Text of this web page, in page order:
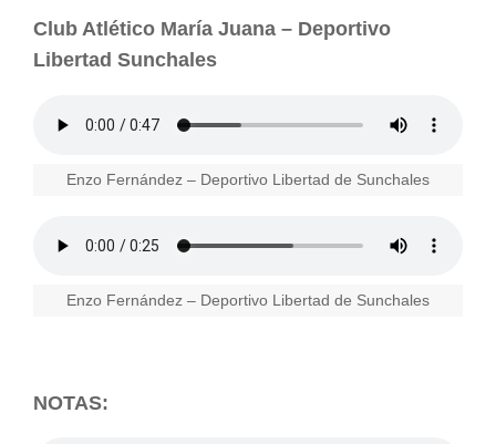
Club Atlético María Juana – Deportivo
Libertad Sunchales
Enzo Fernández – Deportivo Libertad de Sunchales
Enzo Fernández – Deportivo Libertad de Sunchales
NOTAS: